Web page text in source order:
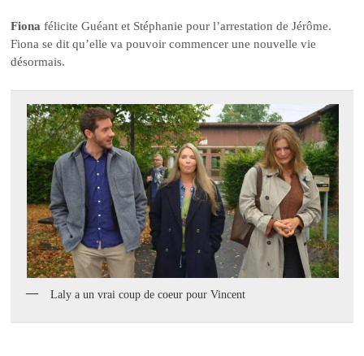
Fiona félicite Guéant et Stéphanie pour l’arrestation de Jérôme.
Fiona se dit qu’elle va pouvoir commencer une nouvelle vie
désormais.
Laly a un vrai coup de coeur pour Vincent